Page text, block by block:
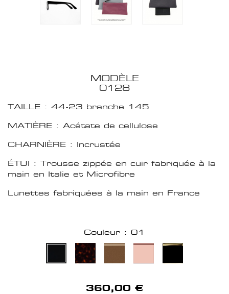
MODÈLE
0128
TAILLE : 44-23 branche 145
MATIÈRE : Acétate de cellulose
CHARNIÈRE : Incrustée
ÉTUI : Trousse zippée en cuir fabriquée à la
main en Italie et Microfibre
Lunettes fabriquées à la main en France
Couleur : 01
360,00 €